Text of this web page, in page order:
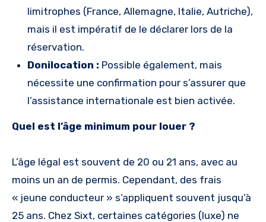
limitrophes (France, Allemagne, Italie, Autriche),
mais il est impératif de le déclarer lors de la
réservation.
Donilocation : Possible également, mais
nécessite une confirmation pour s’assurer que
l’assistance internationale est bien activée.
Quel est l’âge minimum pour louer ?
L’âge légal est souvent de 20 ou 21 ans, avec au
moins un an de permis. Cependant, des frais
« jeune conducteur » s’appliquent souvent jusqu’à
25 ans. Chez Sixt, certaines catégories (luxe) ne